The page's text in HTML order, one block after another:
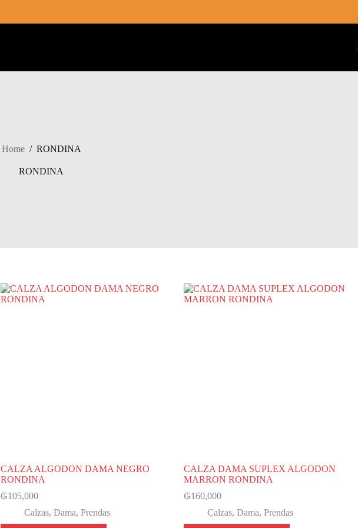
Home / RONDINA
RONDINA
CALZA ALGODON DAMA NEGRO
RONDINA
₲105,000
Calzas,Dama,Prendas
CALZA DAMA SUPLEX ALGODON
MARRON RONDINA
₲160,000
Calzas,Dama,Prendas